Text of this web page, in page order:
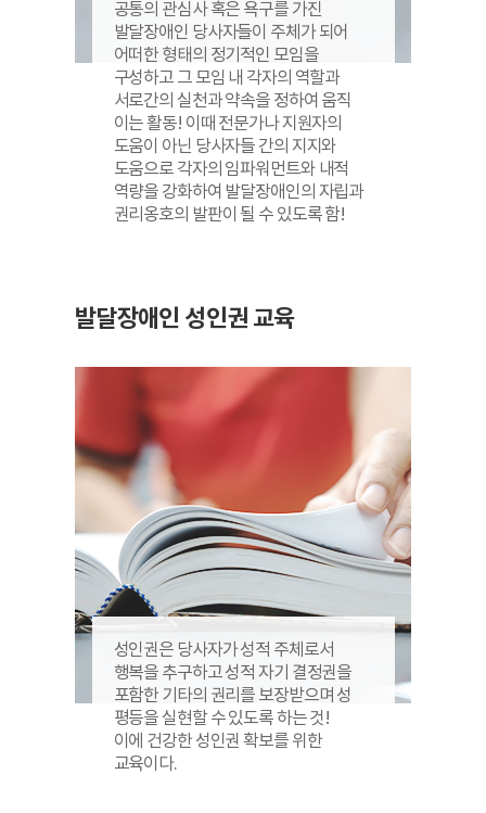
공통의 관심사 혹은 욕구를 가진
발달장애인 당사자들이 주체가 되어
어떠한 형태의 정기적인 모임을
구성하고 그 모임 내 각자의 역할과
서로간의 실천과 약속을 정하여 움직
이는 활동! 이때 전문가나 지원자의
도움이 아닌 당사자들 간의 지지와
도움으로 각자의 임파워먼트와 내적
역량을 강화하여 발달장애인의 자립과
권리옹호의 발판이 될 수 있도록 함!
발달장애인 성인권 교육
성인권은 당사자가 성적 주체로서
행복을 추구하고 성적 자기 결정권을
포함한 기타의 권리를 보장받으며 성
평등을 실현할 수 있도록 하는 것!
이에 건강한 성인권 확보를 위한
교육이다.